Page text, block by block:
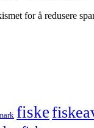
for å redusere
fiske